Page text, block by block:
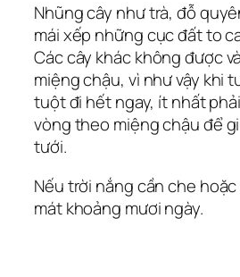
Nhũng cây như trà, đỗ
mái xếp những cục đất to
Các cây khác không được
miệng chậu, vì như vậy khi
tuột đi hết ngay, ít nhất
vòng theo miệng chậu để
tưới.
Nếu trời nắng cần che
mát khoảng mươi ngày.